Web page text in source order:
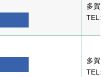
多賀
TEL:
多賀
TEL: